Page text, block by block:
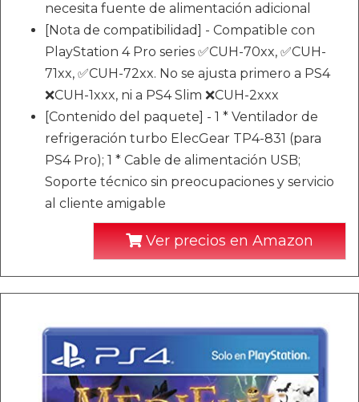
necesita fuente de alimentación adicional
[Nota de compatibilidad] - Compatible con
PlayStation 4 Pro series ✅CUH-70xx, ✅CUH-
71xx, ✅CUH-72xx. No se ajusta primero a PS4
❌CUH-1xxx, ni a PS4 Slim ❌CUH-2xxx
[Contenido del paquete] - 1 * Ventilador de
refrigeración turbo ElecGear TP4-831 (para
PS4 Pro); 1 * Cable de alimentación USB;
Soporte técnico sin preocupaciones y servicio
al cliente amigable
Ver precios en Amazon